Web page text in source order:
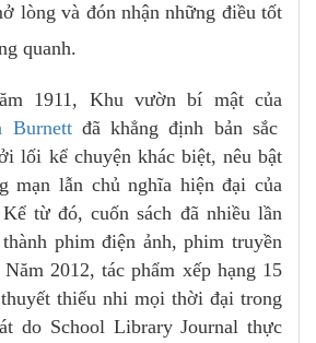
lòng và đón nhận những điều tốt
quanh.
1911, Khu vườn bí mật của
Burnett đã khẳng định bản sắc
lối kể chuyện khác biệt, nêu bật
mạn lẫn chủ nghĩa hiện đại của
từ đó, cuốn sách đã nhiều lần
phim điện ảnh, phim truyền
2012, tác phẩm xếp hạng 15
thiếu nhi mọi thời đại trong
do School Library Journal thực